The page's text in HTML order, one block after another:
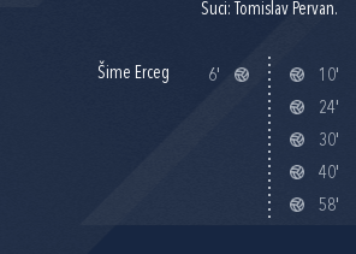
Suci: Tomislav Pervan.
Šime Erceg 6' 10'
24'
30'
40'
58'